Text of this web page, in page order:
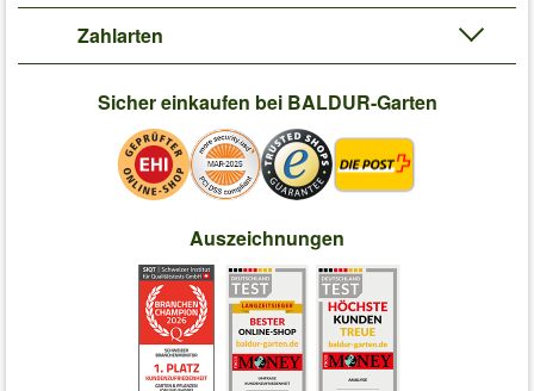
Zahlarten
Sicher einkaufen bei BALDUR-Garten
Auszeichnungen